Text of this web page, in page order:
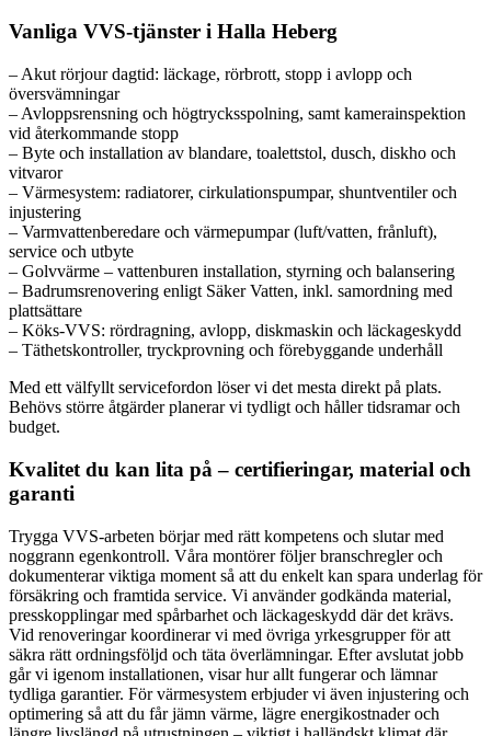
Vanliga VVS-tjänster i Halla Heberg
– Akut rörjour dagtid: läckage, rörbrott, stopp i avlopp och
översvämningar
– Avloppsrensning och högtrycksspolning, samt kamerainspektion
vid återkommande stopp
– Byte och installation av blandare, toalettstol, dusch, diskho och
vitvaror
– Värmesystem: radiatorer, cirkulationspumpar, shuntventiler och
injustering
– Varmvattenberedare och värmepumpar (luft/vatten, frånluft),
service och utbyte
– Golvvärme – vattenburen installation, styrning och balansering
– Badrumsrenovering enligt Säker Vatten, inkl. samordning med
plattsättare
– Köks-VVS: rördragning, avlopp, diskmaskin och läckageskydd
– Täthetskontroller, tryckprovning och förebyggande underhåll
Med ett välfyllt servicefordon löser vi det mesta direkt på plats.
Behövs större åtgärder planerar vi tydligt och håller tidsramar och
budget.
Kvalitet du kan lita på – certifieringar, material och
garanti
Trygga VVS-arbeten börjar med rätt kompetens och slutar med
noggrann egenkontroll. Våra montörer följer branschregler och
dokumenterar viktiga moment så att du enkelt kan spara underlag för
försäkring och framtida service. Vi använder godkända material,
presskopplingar med spårbarhet och läckageskydd där det krävs.
Vid renoveringar koordinerar vi med övriga yrkesgrupper för att
säkra rätt ordningsföljd och täta överlämningar. Efter avslutat jobb
går vi igenom installationen, visar hur allt fungerar och lämnar
tydliga garantier. För värmesystem erbjuder vi även injustering och
optimering så att du får jämn värme, lägre energikostnader och